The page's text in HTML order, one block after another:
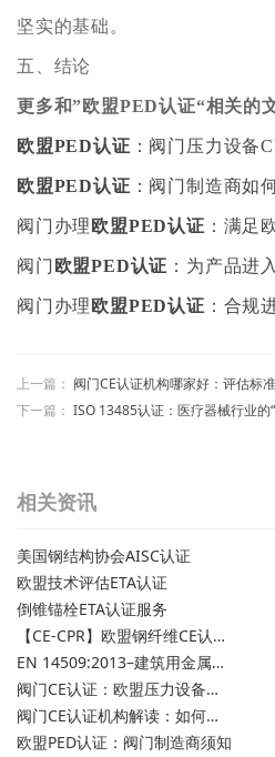
坚实的基础。
五、结论
更多和”欧盟PED认证“相关的
欧盟PED认证 ：阀门压力设备
欧盟PED认证 ：阀门制造商如
阀门办理 欧盟PED认证 ：满足
阀门 欧盟PED认证 ：为产品进
阀门办理 欧盟PED认证 ：合规
上一篇： 阀门CE认证机构哪家好：评估标
下一篇： ISO 13485认证：医疗器械行业的
相关资讯
美国钢结构协会AISC认证
欧盟技术评估ETA认证
倒锥锚栓ETA认证服务
【CE-CPR】欧盟钢纤维CE认证/混凝土用钢纤维欧盟合规性CE认证
EN 14509:2013–建筑用金属保温夹芯板
阀门CE认证：欧盟压力设备安全要求
阀门CE认证机构解读：如何选择专业的CE认证机构
欧盟PED认证：阀门制造商须知